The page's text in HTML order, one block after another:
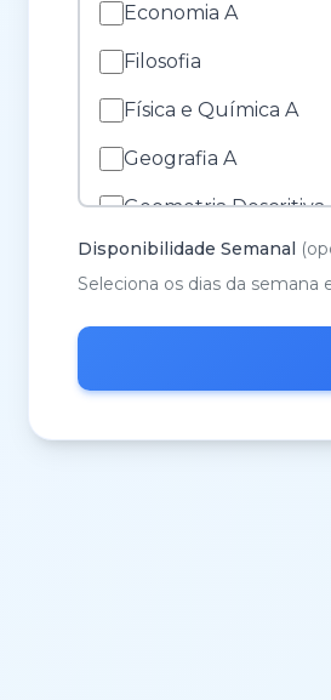
Economia A
Filosofia
Física e Química A
Geografia A
Geometria Descritiva
História A
M.A.C.S.
Matemática 3º Ciclo
Disponibilidade Semanal
Seleciona os dias da semana